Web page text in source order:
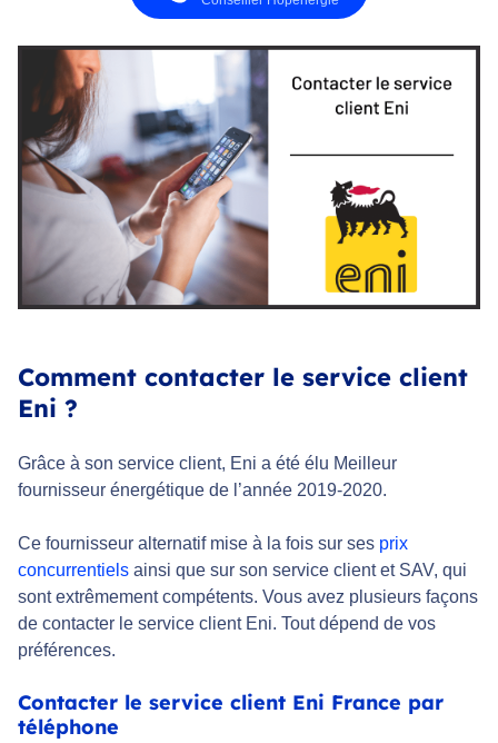
Comment contacter le service client
Eni ?
Grâce à son service client, Eni a été élu Meilleur
fournisseur énergétique de l’année 2019-2020.
Ce fournisseur alternatif mise à la fois sur ses prix
concurrentiels ainsi que sur son service client et SAV, qui
sont extrêmement compétents. Vous avez plusieurs façons
de contacter le service client Eni. Tout dépend de vos
préférences.
Contacter le service client Eni France par
téléphone